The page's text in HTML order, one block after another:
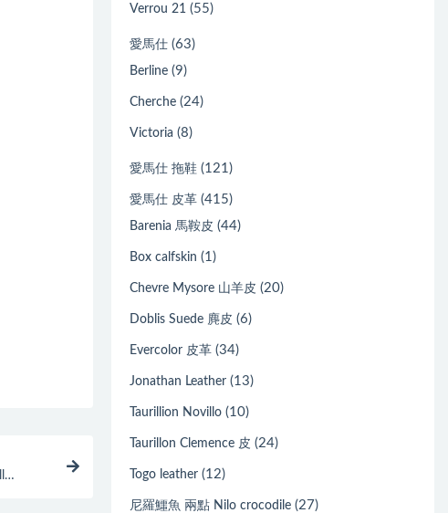
Verrou 21 (55)
愛馬仕 (63)
Berline (9)
Cherche (24)
Victoria (8)
愛馬仕 拖鞋 (121)
愛馬仕 皮革 (415)
Barenia 馬鞍皮 (44)
Box calfskin (1)
Chevre Mysore 山羊皮 (20)
Doblis Suede 麂皮 (6)
Evercolor 皮革 (34)
Jonathan Leather (13)
Taurillion Novillo (10)
Taurillon Clemence 皮 (24)
Togo leather (12)
尼羅鱷魚 兩點 Nilo crocodile (27)